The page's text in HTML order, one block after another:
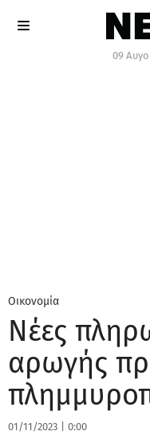
09
Οικονομία
Νέες
αρωγής
01/11/2023 0:00